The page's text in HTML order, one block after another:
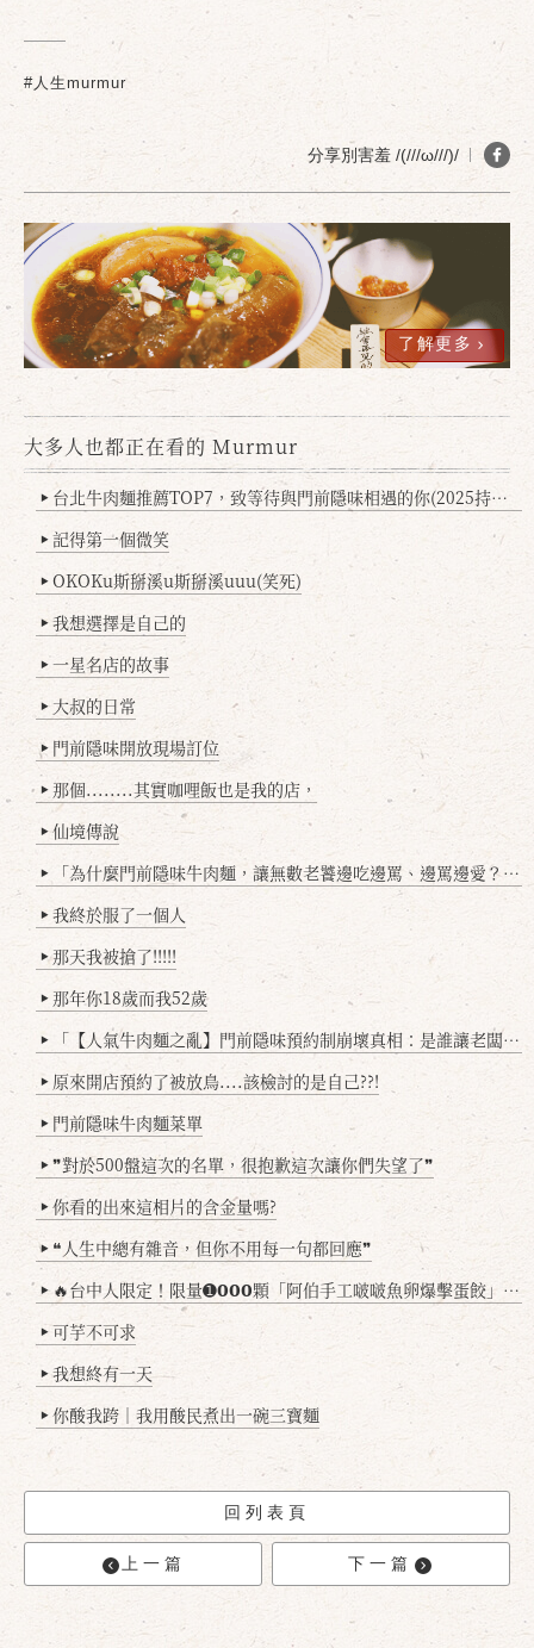
#人生murmur
分享別害羞 /(///ω///)/
了解更多
大多人也都正在看的 Murmur
▶ 台北牛肉麵推薦TOP7，致等待與門前隱味相遇的你(2025持續更新
▶ 記得第一個微笑
▶ OKOKu斯掰溪u斯掰溪uuu(笑死)
▶ 我想選擇是自己的
▶ 一星名店的故事
▶ 大叔的日常
▶ 門前隱味開放現場訂位
▶ 那個........其實咖哩飯也是我的店，
▶ 仙境傳說
▶ 「為什麼門前隱味牛肉麵，讓無數老饕邊吃邊罵、邊罵邊愛？小辣雞揭密！」
▶ 我終於服了一個人
▶ 那天我被搶了!!!!!
▶ 那年你18歲而我52歲
▶ 「【人氣牛肉麵之亂】門前隱味預約制崩壞真相：是誰讓老闆心灰意冷？」
▶ 原來開店預約了被放鳥....該檢討的是自己??!
▶ 門前隱味牛肉麵菜單
▶ ❞對於500盤這次的名單，很抱歉這次讓你們失望了❞
▶ 你看的出來這相片的含金量嗎?
▶ ❝人生中總有雜音，但你不用每一句都回應❞
▶ 🔥台中人限定！限量➊𝟬𝟬𝟬顆「阿伯手工啵啵魚卵爆擊蛋餃」台北已被搶爆2萬顆，最後名額門前隱味只留給你！🥟💥
▶ 可芋不可求
▶ 我想終有一天
▶ 你酸我跨｜我用酸民煮出一碗三寶麵
回列表頁
上一篇 下一篇